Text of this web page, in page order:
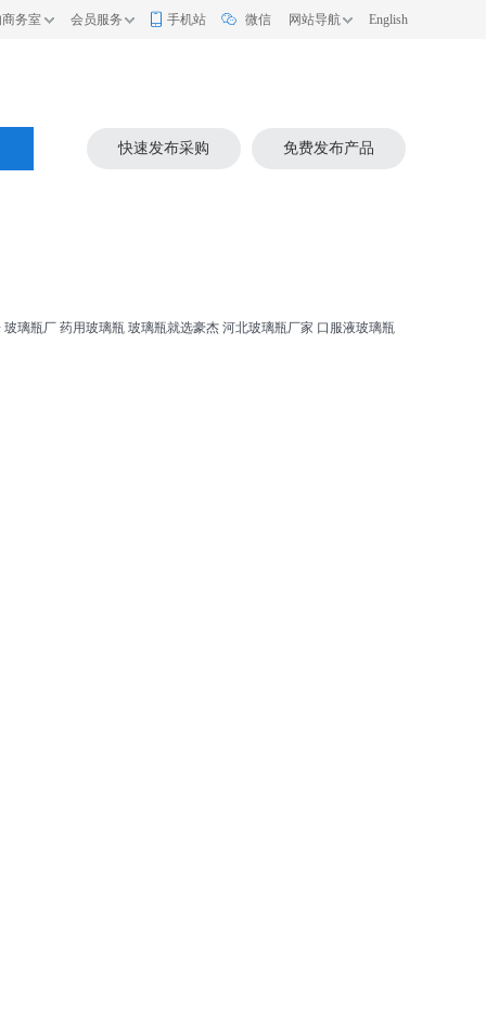
务室 会员服务 手机站 微信 网站导航 English
快速发布采购 免费发布产品
玻璃瓶厂 药用玻璃瓶 玻璃瓶就选豪杰 河北玻璃瓶厂家 口服液玻璃瓶